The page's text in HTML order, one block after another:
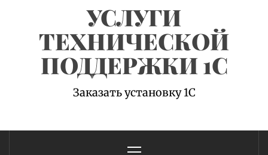
УСЛУГИ
ТЕХНИЧЕСКОЙ
ПОДДЕРЖКИ 1С
Заказать установку 1С